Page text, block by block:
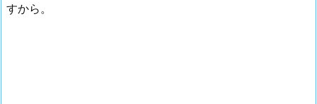
すから。